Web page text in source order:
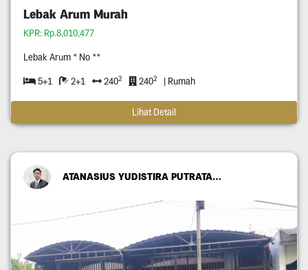
Lebak Arum Murah
KPR: Rp.8,010,477
Lebak Arum * No **
5+1 2+1 2402 2402 | Rumah
Lihat Detail
ATANASIUS YUDISTIRA PUTRATAMA